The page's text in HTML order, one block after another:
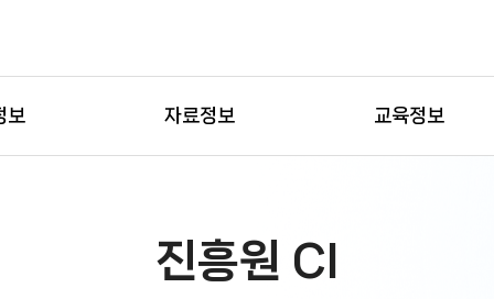
보 자료정보 교육정보
진흥원 CI